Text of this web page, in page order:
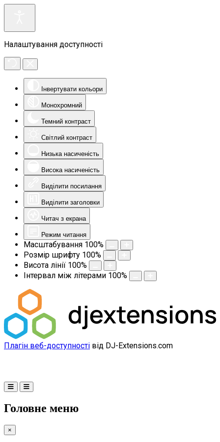
Налаштування доступності
Інвертувати кольори
Монохромний
Темний контраст
Світлий контраст
Низька насиченість
Висока насиченість
Виділити посилання
Виділити заголовки
Читач з екрана
Режим читання
Масштабування 100%
Розмір шрифту 100%
Висота лінії 100%
Інтервал між літерами 100%
Плагін веб-доступності від DJ-Extensions.com
Головне меню
×